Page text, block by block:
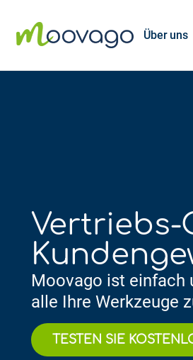
Über uns
Vertriebs-
Moovago ist einfach
alle Ihre Werkzeuge
TESTEN SIE